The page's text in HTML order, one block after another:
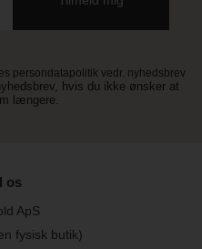
persondatapolitik vedr. nyhedsbrev
hvis du ikke ønsker at
længere.
os
ApS
fysisk butik)